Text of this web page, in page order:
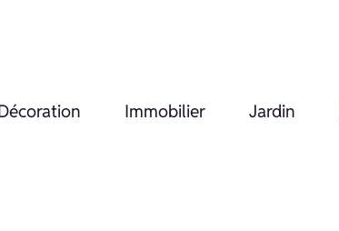
Immobilier Jardin